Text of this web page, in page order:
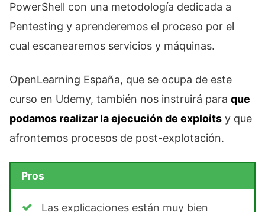
PowerShell con una metodología dedicada a
Pentesting y aprenderemos el proceso por el
cual escanearemos servicios y máquinas.
OpenLearning España, que se ocupa de este
curso en Udemy, también nos instruirá para que
podamos realizar la ejecución de exploits y que
afrontemos procesos de post-explotación.
Pros
Las explicaciones están muy bien